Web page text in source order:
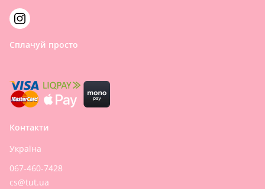
Сплачуй просто
Контакти
Україна
067-460-7428
cs@tut.ua